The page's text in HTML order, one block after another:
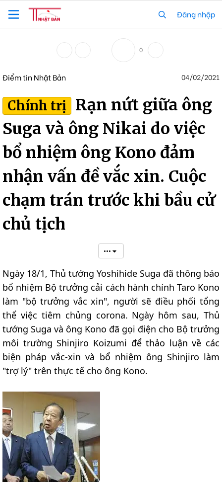
Đăng nhập
0
Điểm tin Nhật Bản 04/02/2021
Chính trị Rạn nứt giữa ông
Suga và ông Nikai do việc
bổ nhiệm ông Kono đảm
nhận vấn đề vắc xin. Cuộc
chạm trán trước khi bầu cử
chủ tịch
•••
Ngày 18/1, Thủ tướng Yoshihide Suga đã thông báo
bổ nhiệm Bộ trưởng cải cách hành chính Taro Kono
làm "bộ trưởng vắc xin", người sẽ điều phối tổng
thể việc tiêm chủng corona. Ngày hôm sau, Thủ
tướng Suga và ông Kono đã gọi điện cho Bộ trưởng
môi trường Shinjiro Koizumi để thảo luận về các
biện pháp vắc-xin và bổ nhiệm ông Shinjiro làm
"trợ lý" trên thực tế cho ông Kono.